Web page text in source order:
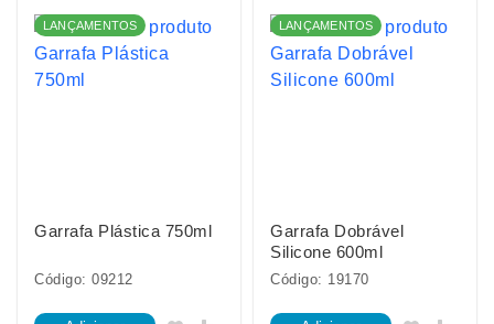
LANÇAMENTOS
Garrafa Plástica 750ml
Código: 09212
LANÇAMENTOS
Garrafa Dobrável
Silicone 600ml
Código: 19170